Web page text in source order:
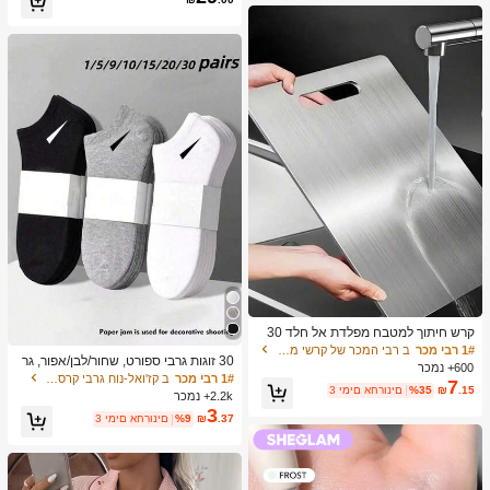
קרש חיתוך למטבח מפלדת אל חלד 30
4, מתאים לחיתוך בשר, פירות וירקות, קל
לניקוי, לבישול ביתי
1# רבי מכר
600+ נמכר
₪7 .15
%35 3 ימים אחרונים
30 זוגות גרבי ספורט, שחור/לבן/אפור, גר
ביים בצבעים אחידים בסגנון מינימליסטי,
מתאימים ללבישה יומיומית קז'ואל, זמין ב
יחידות = 1 זוג), חזרה לבית הספר
1# רבי מכר
2.2k+ נמכר
₪3.37
%9 3 ימים אחרונים